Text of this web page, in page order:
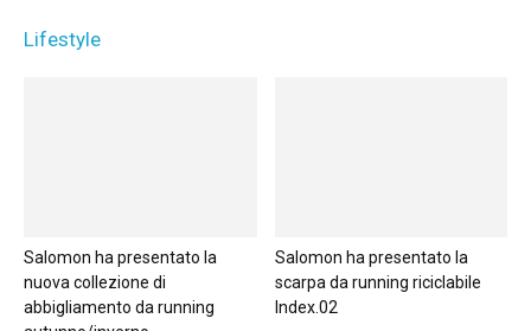
Lifestyle
Salomon ha presentato la
nuova collezione di
abbigliamento da running
Salomon ha presentato la
scarpa da running riciclabile
Index.02